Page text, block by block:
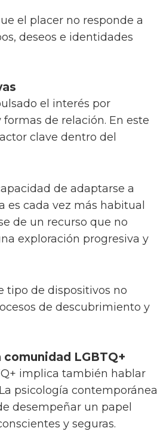
el placer no responde a
deseos e identidades
el interés por
de relación. En este
clave dentro del
de adaptarse a
es cada vez más habitual
de un recurso que no
exploración progresiva y
tipo de dispositivos no
de descubrimiento y
LGBTQ+
implica también hablar
psicología contemporánea
desempeñar un papel
y seguras.